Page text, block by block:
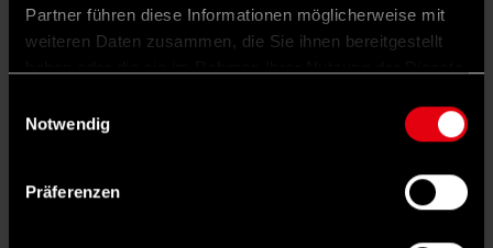
Partner führen diese Informationen möglicherweise mit
weiteren Daten zusammen, die Sie ihnen bereitgestellt
Notwendig
Präferenzen
©IMAGO/Bernhard Herrmann
stark auf „gutes Regieren“ setzt
Der SPD-Mitgliederentscheid über Schwarz-Rot läuft. Auf
um die immer stärker werdende AfD zurückzudrängen.
LARS HAFERKAMP